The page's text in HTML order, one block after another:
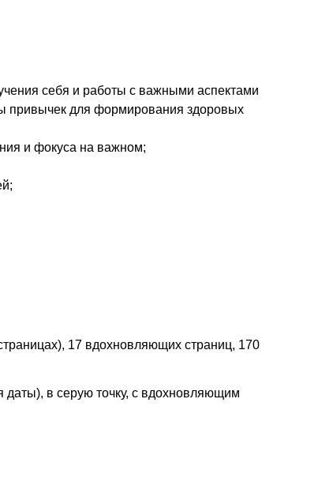
себя и работы с важными аспектами
привычек для формирования здоровых
и фокуса на важном;
17 вдохновляющих страниц, 170
в серую точку, с вдохновляющим